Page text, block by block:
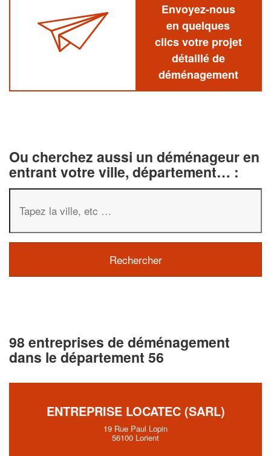
Envoyez-nous
en quelques
clics votre projet
détaillé de
déménagement
Ou cherchez aussi un déménageur en
entrant votre ville, département… :
98 entreprises de déménagement
dans le département 56
ENTREPRISE LOCATEC (SARL)
19 Rue Paul Lopin
56100 Lorient